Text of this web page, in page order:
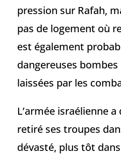
pression sur Rafah,
pas de logement où
est également
dangereuses
laissées par les
L’armée israélienne
retiré ses troupes
dévasté, plus tôt